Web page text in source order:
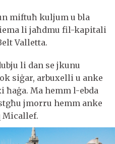
miftuħ kuljum u bla
li jaħdmu fil-kapitali
Valletta.
li dan se jkunu
siġar, arbuxelli u anke
Ma hemm l-ebda
jmorru hemm anke
Micallef.